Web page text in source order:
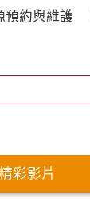
預約與維護
彩影片